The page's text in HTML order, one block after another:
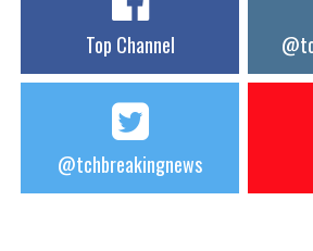
Top Channel
@tchbreakingnews